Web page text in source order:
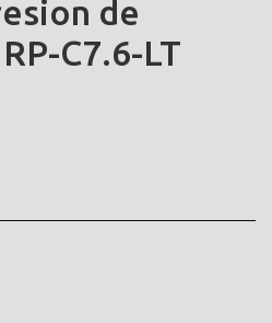
de
C7.6-LT